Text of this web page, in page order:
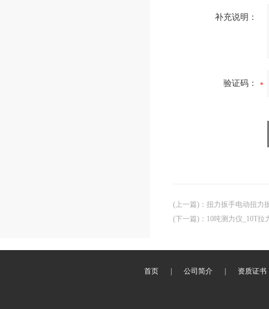
补充说明：
验证码：
(上一篇) ： 扭力扳手电动扭力
(下一篇) ： 10吨测力仪_10T拉
首页 公司简介 资质证书